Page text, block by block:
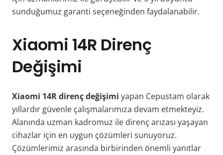
sunduğumuz garanti seçeneğinden faydalanabilir.
Xiaomi 14R Direnç
Değişimi
Xiaomi 14R direnç değişimi yapan Cepustam olarak
yıllardır güvenle çalışmalarımıza devam etmekteyiz.
Alanında uzman kadromuz ile direnç arızası yaşayan
cihazlar için en uygun çözümleri sunuyoruz.
Çözümlerimiz arasında birbirinden önemli yanıtlar